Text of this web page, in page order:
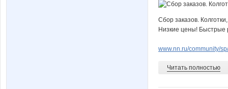
Сбор заказов.
Низкие цены! Быстрые
www.nn.ru/community/
Читать полностью